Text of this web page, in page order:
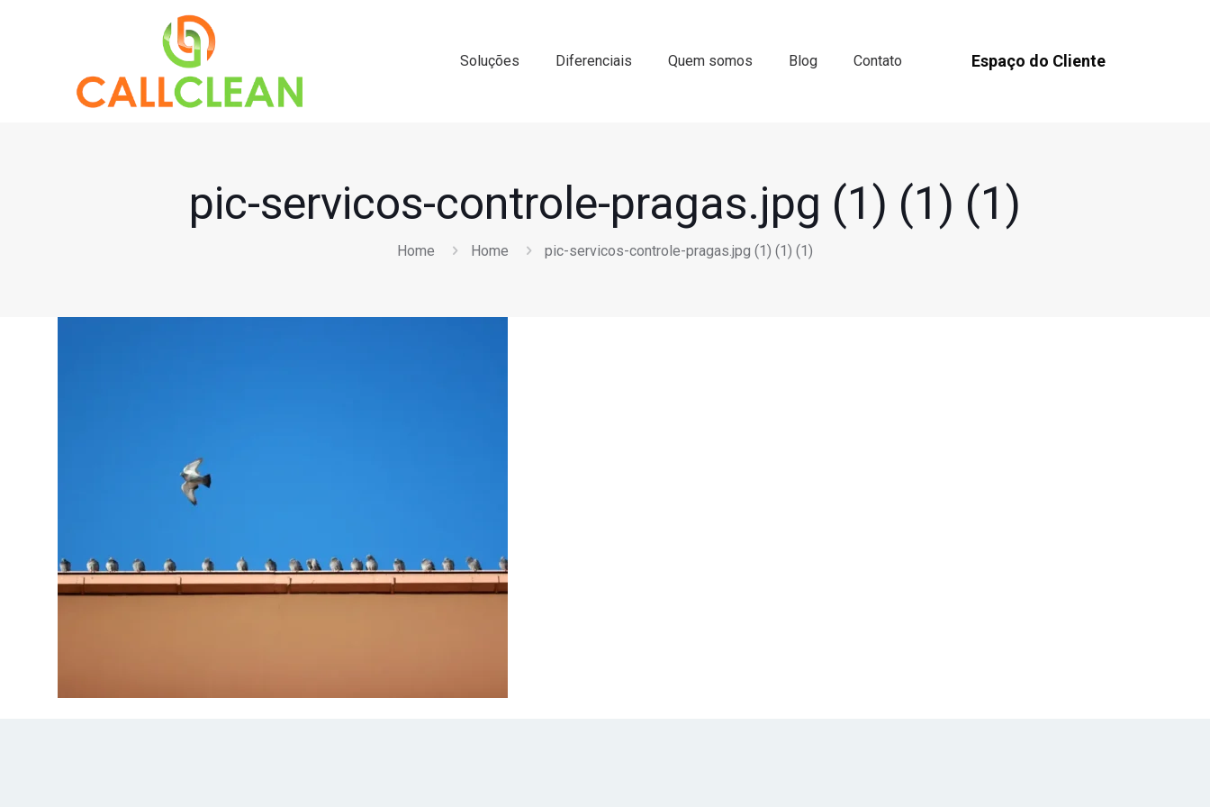
Soluções Diferenciais Quem somos Blog Contato Espaço do Cliente
pic-servicos-controle-pragas.jpg (1) (1) (1)
Home Home pic-servicos-controle-pragas.jpg (1) (1) (1)